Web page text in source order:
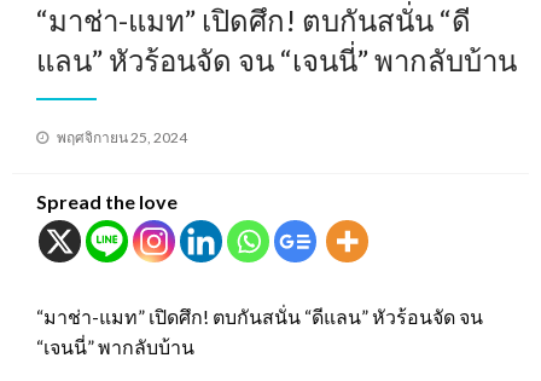
“มาช่า-แมท” เปิดศึก! ตบกันสนั่น “ดี
แลน” หัวร้อนจัด จน “เจนนี่” พากลับบ้าน
Posted
พฤศจิกายน 25, 2024
Spread the love
“มาช่า-แมท” เปิดศึก! ตบกันสนั่น “ดีแลน” หัวร้อนจัด จน
“เจนนี่” พากลับบ้าน